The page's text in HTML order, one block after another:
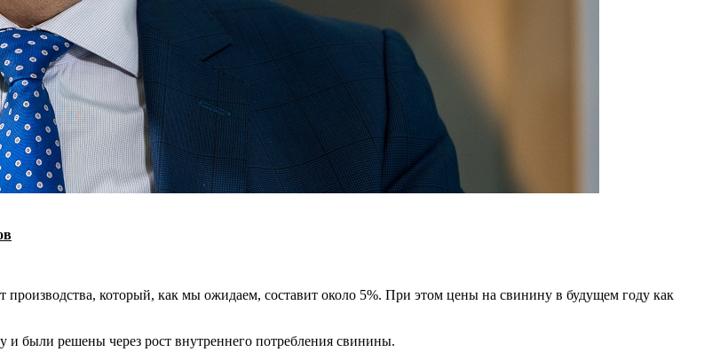
производства, который, как мы ожидаем, составит около 5%. При этом цены на свинину в будущем году как
и были решены через рост внутреннего потребления свинины.